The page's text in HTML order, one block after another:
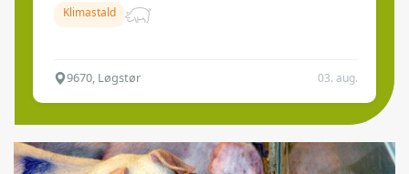
Klimastald
9670, Løgstør 03. aug.